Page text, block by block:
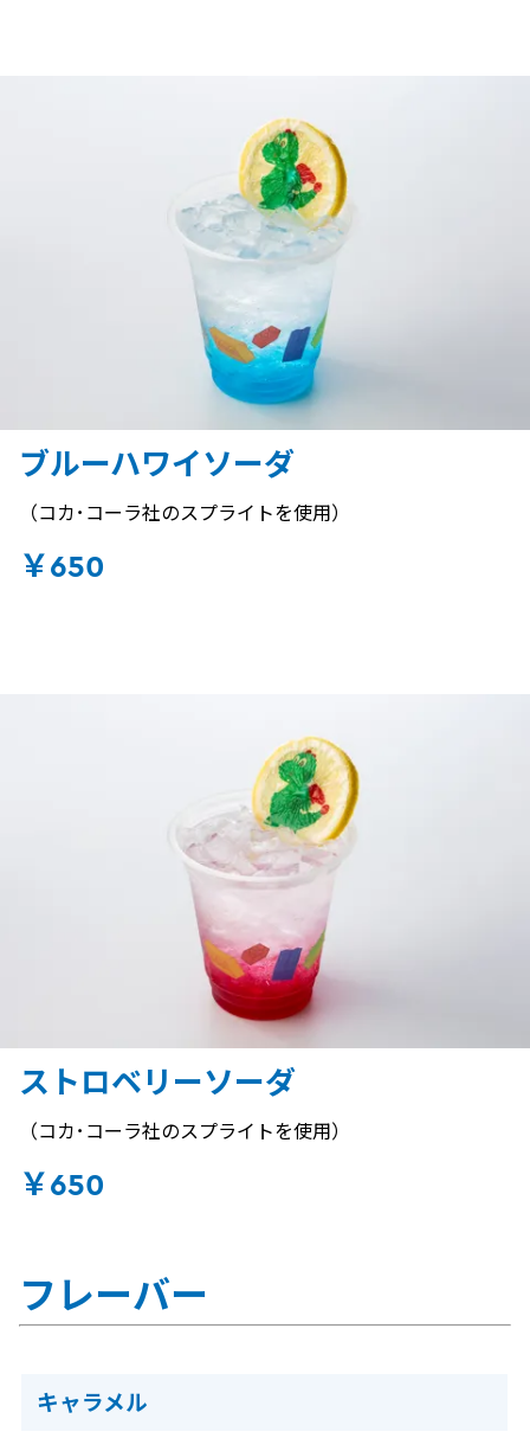
ブルーハワイソーダ
（コカ･コーラ社のスプライトを使用）
￥650
ストロベリーソーダ
（コカ･コーラ社のスプライトを使用）
￥650
フレーバー
キャラメル